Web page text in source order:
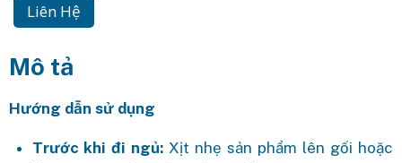
Liên Hệ
Mô tả
Hướng dẫn sử dụng
Trước khi đi ngủ: Xịt nhẹ sản phẩm lên gối hoặc